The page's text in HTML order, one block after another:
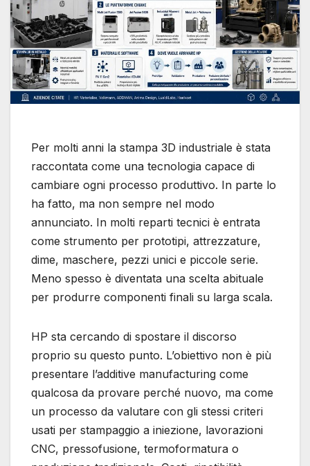
Per molti anni la stampa 3D industriale è stata
raccontata come una tecnologia capace di
cambiare ogni processo produttivo. In parte lo
ha fatto, ma non sempre nel modo
annunciato. In molti reparti tecnici è entrata
come strumento per prototipi, attrezzature,
dime, maschere, pezzi unici e piccole serie.
Meno spesso è diventata una scelta abituale
per produrre componenti finali su larga scala.
HP sta cercando di spostare il discorso
proprio su questo punto. L’obiettivo non è più
presentare l’additive manufacturing come
qualcosa da provare perché nuovo, ma come
un processo da valutare con gli stessi criteri
usati per stampaggio a iniezione, lavorazioni
CNC, pressofusione, termoformatura o